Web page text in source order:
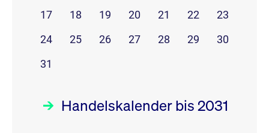
17
18 19 20 21 22
23
24
25 26 27 28 29
30
31
Handelskalender bis 2031